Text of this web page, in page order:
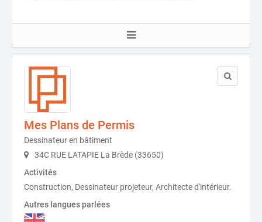
Mes Plans de Permis
Dessinateur en bâtiment
34C RUE LATAPIE La Brède (33650)
Activités
Construction, Dessinateur projeteur, Architecte d'intérieur.
Autres langues parlées